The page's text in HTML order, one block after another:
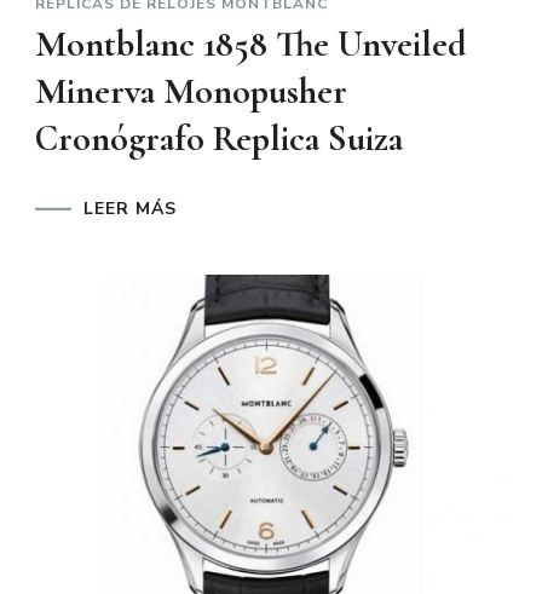
REPLICAS DE RELOJES MONTBLANC
Montblanc 1858 The Unveiled
Minerva Monopusher
Cronógrafo Replica Suiza
LEER MÁS